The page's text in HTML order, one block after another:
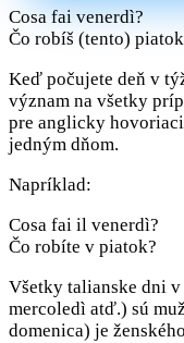
Cosa fai venerdì?
Čo robíš (tento)
Keď počujete deň v
význam na všetky
pre anglicky
jedným dňom.
Napríklad:
Cosa fai il venerdì?
Čo robíte v piatok?
Všetky talianske dni
mercoledì atď.) sú
domenica) je